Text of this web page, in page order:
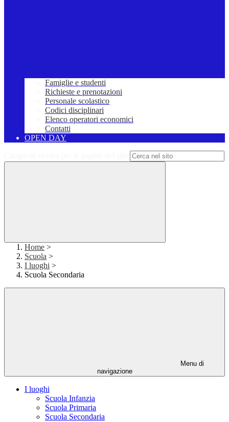
Famiglie e studenti
Richieste e prenotazioni
Personale scolastico
Codici disciplinari
Elenco operatori economici
Contatti
OPEN DAY
Home >
Scuola >
I luoghi >
Scuola Secondaria
Menu di
navigazione
I luoghi
Scuola Infanzia
Scuola Primaria
Scuola Secondaria